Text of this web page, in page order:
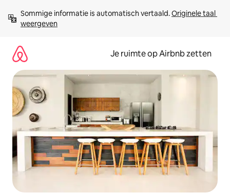
direct
naar
Sommige informatie is automatisch vertaald. Originele taal
weergeven
Je ruimte op Airbnb zetten